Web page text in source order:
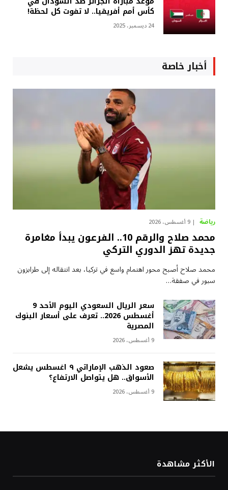
كأس أمم أفريقيا.. لا تفوت كل لحظة!
24 ديسمبر، 2025
أخبار خاصة
رياضة 9 أغسطس، 2026
محمد صلاح والرقم 10.. الفرعون يبدأ مغامرة
جديدة تهز الدوري التركي
محمد صلاح أصبح محور اهتمام واسع في تركيا، بعد انتقاله إلى طرابزون
سبور في صفقة…
سعر الريال السعودي اليوم الأحد 9
أغسطس 2026.. تعرف على أسعار البنوك
المصرية
9 أغسطس، 2026
صعود الذهب الإماراتي ٩ اغسطس يشعل
الأسواق.. هل يتواصل الارتفاع؟
9 أغسطس، 2026
الأكثر مشاهدة